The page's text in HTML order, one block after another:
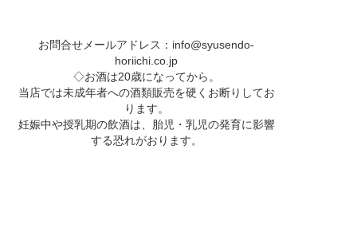
お問合せメールアドレス： info@syusendo-
horiichi.co.jp
◇お酒は20歳になってから。
当店では未成年者への酒類販売を硬くお断りしてお
ります。
妊娠中や授乳期の飲酒は、胎児・乳児の発育に影響
する恐れがおります。